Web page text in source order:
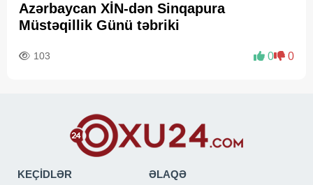
Azərbaycan XİN-dən Sinqapura
Müstəqillik Günü təbriki
103 0 0
KEÇİDLƏR ƏLAQƏ